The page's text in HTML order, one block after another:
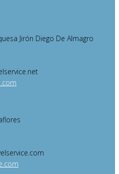
Jirón Diego De Almagro